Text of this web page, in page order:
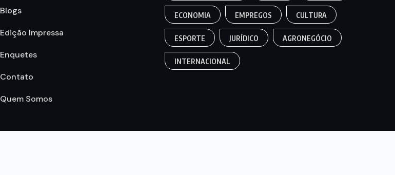
Blogs
Edição Impressa
Enquetes
Contato
Quem Somos
ECONOMIA EMPREGOS CULTURA
ESPORTE JURÍDICO AGRONEGÓCIO
INTERNACIONAL